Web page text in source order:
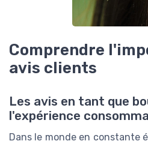
Comprendre
avis clients
Les avis en tant que
l'expérience
Dans le monde en constante